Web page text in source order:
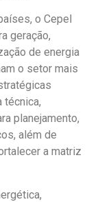
o Cepel
geração,
de energia
o setor mais
técnica,
planejamento,
além de
a matriz